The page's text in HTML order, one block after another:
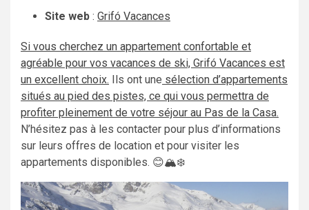
Site web : Grifó Vacances
Si vous cherchez un appartement confortable et
agréable pour vos vacances de ski, Grifó Vacances est
un excellent choix. Ils ont une sélection d’appartements
situés au pied des pistes, ce qui vous permettra de
profiter pleinement de votre séjour au Pas de la Casa.
N’hésitez pas à les contacter pour plus d’informations
sur leurs offres de location et pour visiter les
appartements disponibles. 😊🏔️❄️